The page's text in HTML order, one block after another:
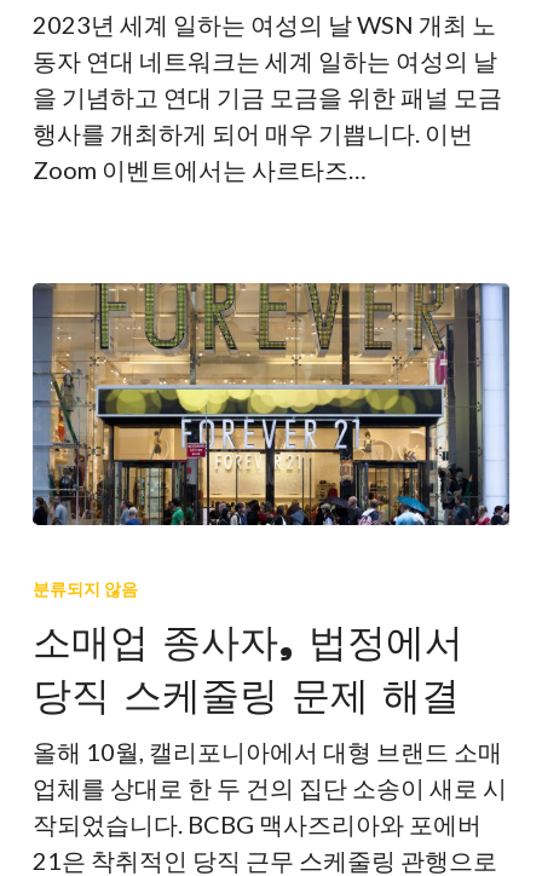
여
성
의
날
을
맞
하
세
요!
2023년 세계 일하는 여성의 날 WSN 개최 노
동자 연대 네트워크는 세계 일하는 여성의 날
을 기념하고 연대 기금 모금을 위한 패널 모금
행사를 개최하게 되어 매우 기쁩니다. 이번
Zoom 이벤트에서는 사르타즈…
매
종
사
자,
법
정
에
서
분류되지 않음
소매업 종사자, 법정에서
당직 스케줄링 문제 해결
올해 10월, 캘리포니아에서 대형 브랜드 소매
업체를 상대로 한 두 건의 집단 소송이 새로 시
작되었습니다. BCBG 맥사즈리아와 포에버
21은 착취적인 당직 근무 스케줄링 관행으로